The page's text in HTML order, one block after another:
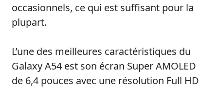
occasionnels, ce qui est suffisant pour la
plupart.
L’une des meilleures caractéristiques du
Galaxy A54 est son écran Super AMOLED
de 6,4 pouces avec une résolution Full HD